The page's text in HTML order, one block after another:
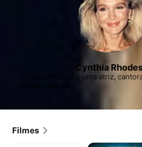
Cynthia
Cynthia Rhodes é uma atriz,
Filmes